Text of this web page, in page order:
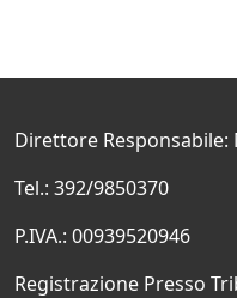
Direttore Responsabile:
Tel.: 392/9850370
P.IVA.: 00939520946
Registrazione Presso